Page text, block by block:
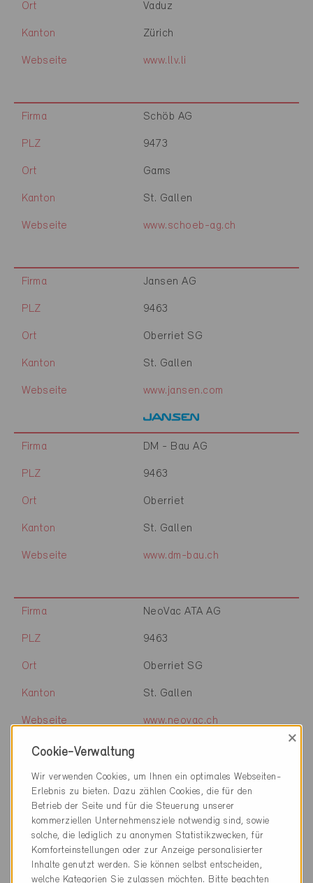
Ort Vaduz
Kanton Zürich
Webseite www.llv.li
Firma Schöb AG
PLZ 9473
Ort Gams
Kanton St. Gallen
Webseite www.schoeb-ag.ch
Firma Jansen AG
PLZ 9463
Ort Oberriet SG
Kanton St. Gallen
Webseite www.jansen.com
Firma DM - Bau AG
PLZ 9463
Ort Oberriet
Kanton St. Gallen
Webseite www.dm-bau.ch
Firma NeoVac ATA AG
PLZ 9463
Ort Oberriet SG
Kanton St. Gallen
Webseite www.neovac.ch
Firma EgoKiefer AG
PLZ 9444
Ort Diepoldsau
Kanton St. Gallen
Cookie-Verwaltung
×
Wir verwenden Cookies, um Ihnen ein optimales Webseiten-
Erlebnis zu bieten. Dazu zählen Cookies, die für den
Betrieb der Seite und für die Steuerung unserer
kommerziellen Unternehmensziele notwendig sind, sowie
solche, die lediglich zu anonymen Statistikzwecken, für
Komforteinstellungen oder zur Anzeige personalisierter
Inhalte genutzt werden. Sie können selbst entscheiden,
welche Kategorien Sie zulassen möchten. Bitte beachten